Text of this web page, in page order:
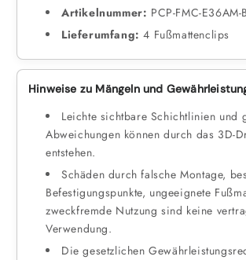
Artikelnummer: PCP-FMC-E36AM-
Lieferumfang: 4 Fußmattenclips
Hinweise zu Mängeln und
Leichte sichtbare Schichtlinien und
Abweichungen können durch das 3D-
entstehen.
Schäden durch falsche Montage,
Befestigungspunkte, ungeeignete
zweckfremde Nutzung sind keine
Verwendung.
Die gesetzlichen